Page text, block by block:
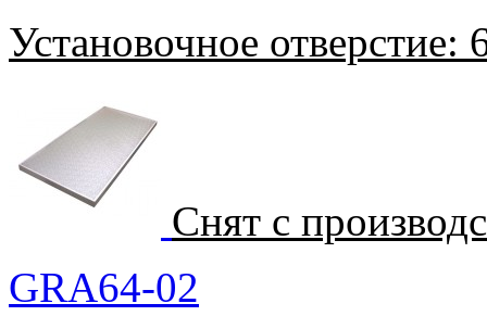
Установочное отверстие:
Снят с
GRA64-02